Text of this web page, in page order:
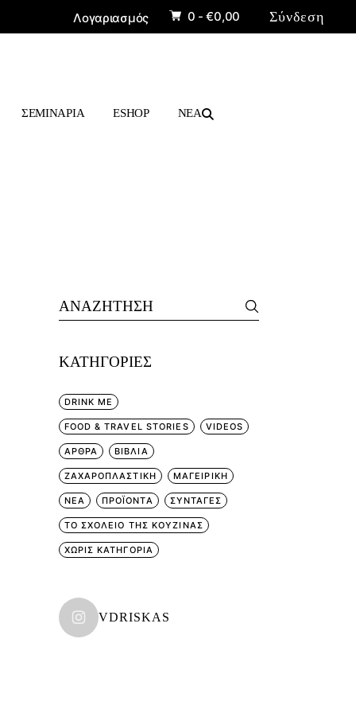
Λογαριασμός 0 -€0,00 Σύνδεση
ΣΕΜΙΝΑΡΙΑ ESHOP ΝΕΑ
Search
for:
KΑΤΗΓΟΡΊΕΣ
DRINK ME
FOOD & TRAVEL STORIES VIDEOS
ΑΡΘΡΑ ΒΙΒΛΙΑ
ΖΑΧΑΡΟΠΛΑΣΤΙΚΗ ΜΑΓΕΙΡΙΚΗ
ΝΕΑ ΠΡΟΪΟΝΤΑ ΣΥΝΤΑΓΕΣ
ΤΟ ΣΧΟΛΕΙΟ ΤΗΣ ΚΟΥΖΙΝΑΣ
ΧΩΡΊΣ ΚΑΤΗΓΟΡΊΑ
VDRISKAS